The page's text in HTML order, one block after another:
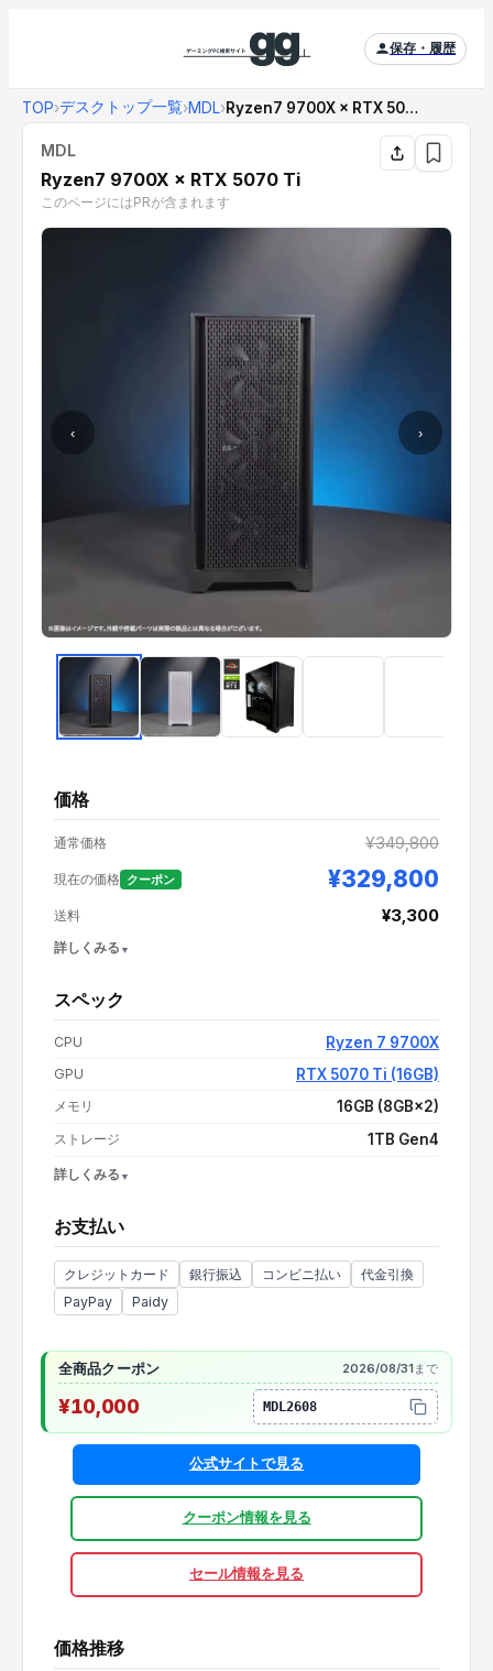
保存・履歴
TOP›デスクトップ一覧›MDL› Ryzen7 9700X × RTX 5070 T...
MDL
Ryzen7 9700X × RTX 5070 Ti
このページにはPRが含まれます
‹ ›
価格
通常価格 ¥349,800
現在の価格 クーポン ¥329,800
送料 ¥3,300
詳しくみる
値引き
全商品クーポン
-¥10,000
支払い額（値引き・送料込み） ¥333,100
スペック
CPU Ryzen 7 9700X
GPU RTX 5070 Ti (16GB)
メモリ 16GB (8GB×2)
ストレージ 1TB Gen4
詳しくみる
電源
CPUクーラー 情報なし
お支払い
クレジットカード 銀行振込 コンビニ払い
代金引換
PayPay
Paidy
全商品クーポン 2026/08/31 まで
¥10,000 MDL2608
公式サイトで見る
クーポン情報を見る
セール情報を見る
価格推移